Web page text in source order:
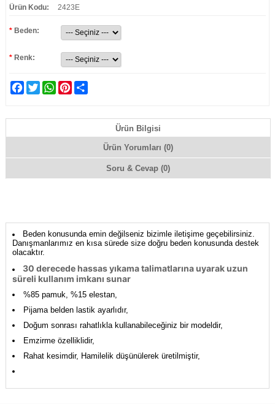
Ürün Kodu:
2423E
* Beden:
* Renk:
Facebook
TwitterWhatsAppPinterest
Ürün Bilgisi
Ürün Yorumları (0)
Soru & Cevap (0)
Beden konusunda emin değilseniz bizimle iletişime geçebilirsiniz.
Danışmanlarımız en kısa sürede size doğru beden konusunda destek
olacaktır.
30 derecede hassas yıkama talimatlarına uyarak uzun
süreli kullanım imkanı sunar
%85 pamuk, %15 elestan,
Pijama belden lastik ayarlıdır,
Doğum sonrası rahatlıkla kullanabileceğiniz bir modeldir,
Emzirme özelliklidir,
Rahat kesimdir, Hamilelik düşünülerek üretilmiştir,